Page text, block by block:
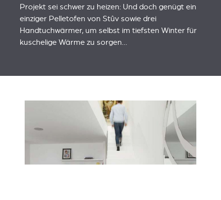
Projekt sei schwer zu heizen: Und doch genügt ein
einziger Pelletofen von Stûv sowie drei
Handtuchwärmer, um selbst im tiefsten Winter für
kuschelige Wärme zu sorgen…